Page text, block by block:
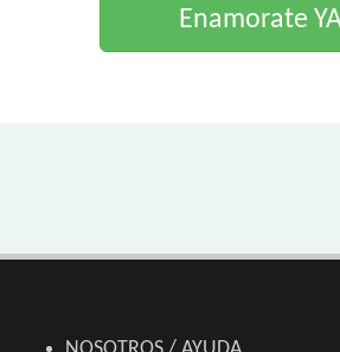
Enamorate